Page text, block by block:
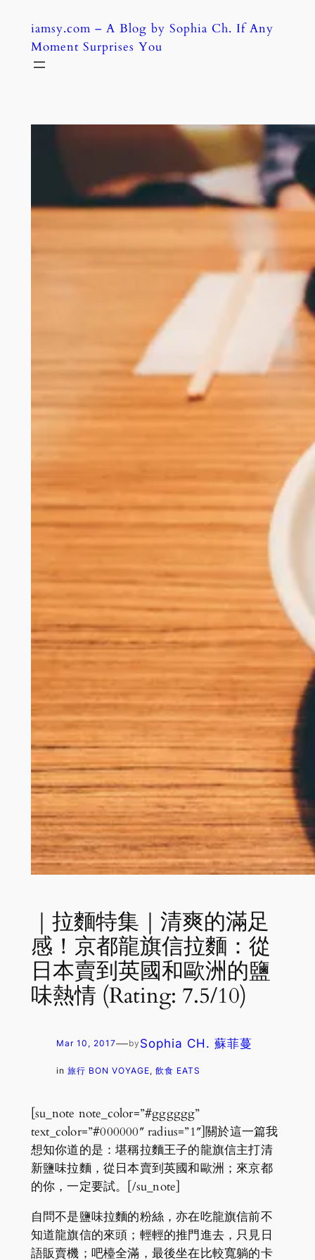
content
iamsy.com – A Blog by Sophia Ch. If Any
Moment Surprises You
｜拉麵特集｜清爽的滿足
感！京都龍旗信拉麵：從
日本賣到英國和歐洲的鹽
味熱情 (Rating: 7.5/10)
Mar 10, 2017—by Sophia CH. 蘇菲蔓
in 旅行 BON VOYAGE, 飲食 EATS
[su_note note_color=”#gggggg”
text_color=”#000000″ radius=”1″]關於這一篇我
想知你道的是：堪稱拉麵王子的龍旗信主打清
新鹽味拉麵，從日本賣到英國和歐洲；來京都
的你，一定要試。
[/su_note]
自問不是鹽味拉麵的粉絲，亦在吃龍旗信前不
知道龍旗信的來頭；輕輕的推門進去，只見日
語販賣機；吧檯全滿，最後坐在比較寬躺的卡